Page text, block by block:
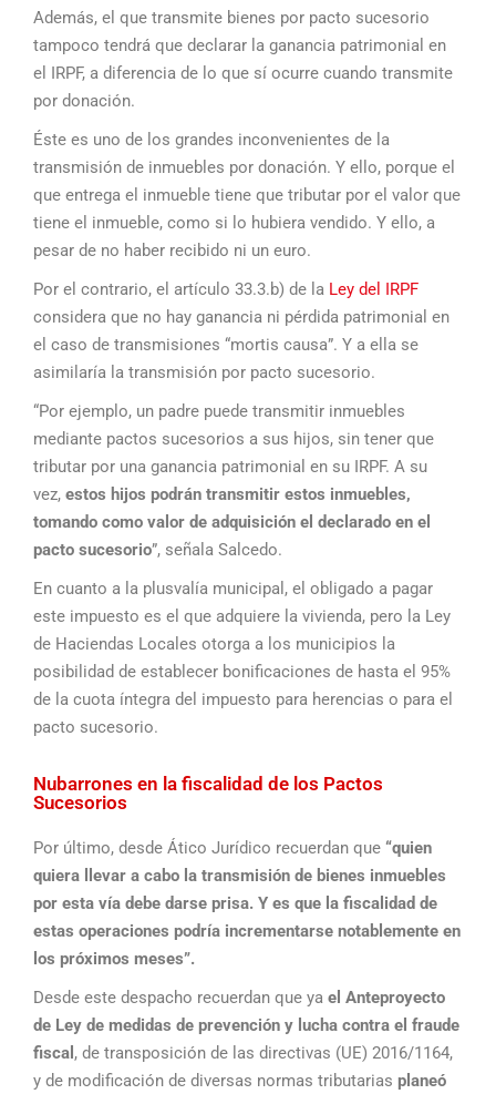
Además, el que transmite bienes por pacto sucesorio
tampoco tendrá que declarar la ganancia patrimonial en
el IRPF, a diferencia de lo que sí ocurre cuando transmite
por donación.
Éste es uno de los grandes inconvenientes de la
transmisión de inmuebles por donación. Y ello, porque el
que entrega el inmueble tiene que tributar por el valor que
tiene el inmueble, como si lo hubiera vendido. Y ello, a
pesar de no haber recibido ni un euro.
Por el contrario, el artículo 33.3.b) de la Ley del IRPF
considera que no hay ganancia ni pérdida patrimonial en
el caso de transmisiones “mortis causa”. Y a ella se
asimilaría la transmisión por pacto sucesorio.
“Por ejemplo, un padre puede transmitir inmuebles
mediante pactos sucesorios a sus hijos, sin tener que
tributar por una ganancia patrimonial en su IRPF. A su
vez, estos hijos podrán transmitir estos inmuebles,
tomando como valor de adquisición el declarado en el
pacto sucesorio”, señala Salcedo.
En cuanto a la plusvalía municipal, el obligado a pagar
este impuesto es el que adquiere la vivienda, pero la Ley
de Haciendas Locales otorga a los municipios la
posibilidad de establecer bonificaciones de hasta el 95%
de la cuota íntegra del impuesto para herencias o para el
pacto sucesorio.
Nubarrones en la fiscalidad de los Pactos
Sucesorios
Por último, desde Ático Jurídico recuerdan que “quien
quiera llevar a cabo la transmisión de bienes inmuebles
por esta vía debe darse prisa. Y es que la fiscalidad de
estas operaciones podría incrementarse notablemente en
los próximos meses”.
Desde este despacho recuerdan que ya el Anteproyecto
de Ley de medidas de prevención y lucha contra el fraude
fiscal , de transposición de las directivas (UE) 2016/1164,
y de modificación de diversas normas tributarias planeó